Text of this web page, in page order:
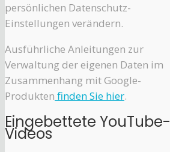
persönlichen Datenschutz-
Einstellungen verändern.
Ausführliche Anleitungen zur
Verwaltung der eigenen Daten im
Zusammenhang mit Google-
Produkten finden Sie hier.
Eingebettete YouTube-
Videos